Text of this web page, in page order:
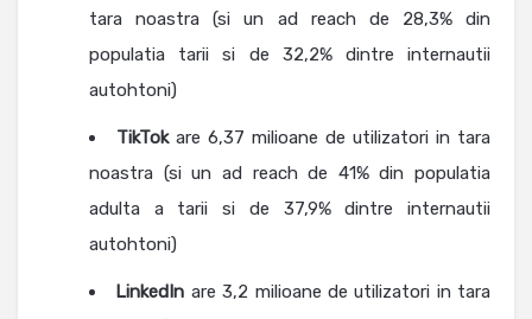
tara noastra (si un ad reach de 28,3% din
populatia tarii si de 32,2% dintre internautii
autohtoni)
TikTok are 6,37 milioane de utilizatori in tara
noastra (si un ad reach de 41% din populatia
adulta a tarii si de 37,9% dintre internautii
autohtoni)
LinkedIn are 3,2 milioane de utilizatori in tara